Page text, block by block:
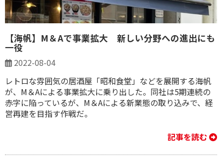
【海帆】M＆Aで事業拡大 新しい分野への進出にも
一役
2022-08-04
レトロな雰囲気の居酒屋「昭和食堂」などを展開する海帆
が、M＆Aによる事業拡大に乗り出した。同社は5期連続の
赤字に陥っているが、M＆Aによる新業態の取り込みで、経
営再建を目指す作戦だ。
記事を読む